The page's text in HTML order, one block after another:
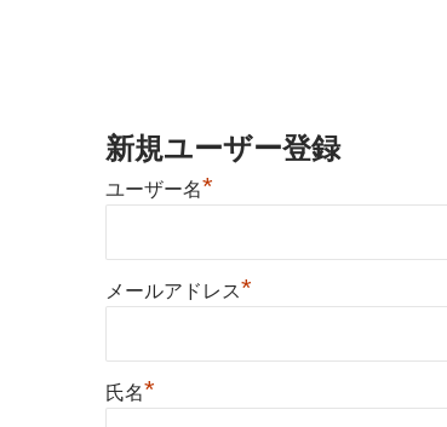
新規ユーザー登録
ユーザー名*
メールアドレス*
氏名*